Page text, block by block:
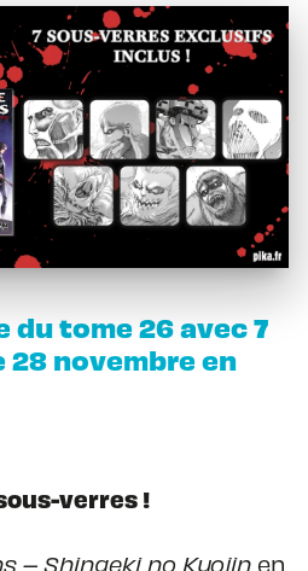
tome 26 avec 7
novembre en
verres !
– Shingeki no Kyojin en